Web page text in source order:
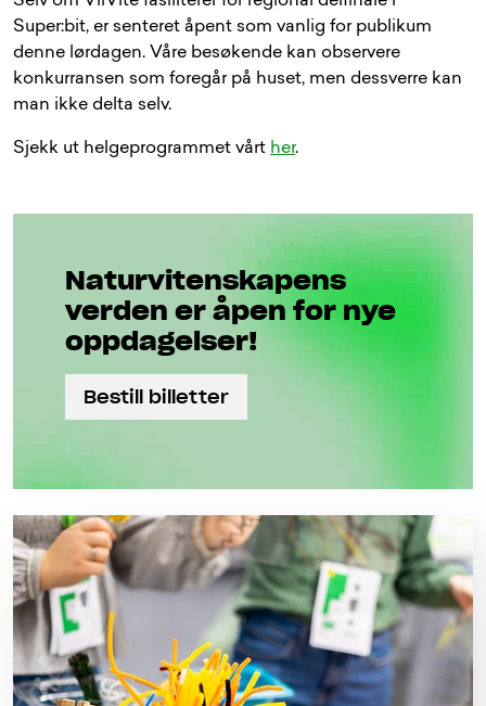
Super:bit, er senteret åpent som vanlig for publikum
denne lørdagen. Våre besøkende kan observere
konkurransen som foregår på huset, men dessverre kan
man ikke delta selv.
Sjekk ut helgeprogrammet vårt her.
Naturviten­skapens
verden er åpen for nye
oppdagelser!
Bestill billetter